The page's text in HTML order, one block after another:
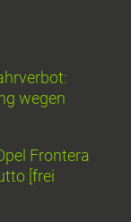
wegen
Frontera
[frei